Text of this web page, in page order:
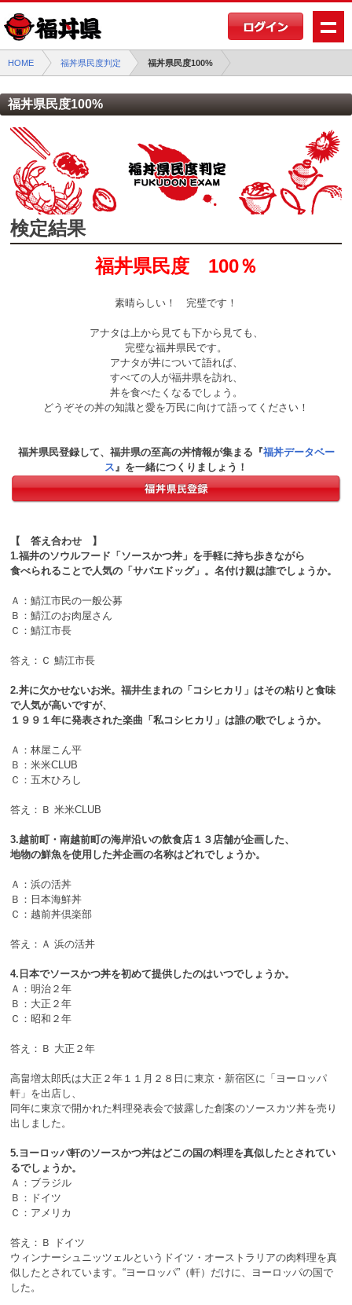
HOME 福丼県民度判定 福丼県民度100%
福丼県民度100%
検定結果
福丼県民度 100％
素晴らしい！ 完璧です！
アナタは上から見ても下から見ても、
完璧な福丼県民です。
アナタが丼について語れば、
すべての人が福井県を訪れ、
丼を食べたくなるでしょう。
どうぞその丼の知識と愛を万民に向けて語ってください！
福丼県民登録して、福井県の至高の丼情報が集まる『福丼データベー
ス』を一緒につくりましょう！
【 答え合わせ 】
1.福井のソウルフード「ソースかつ丼」を手軽に持ち歩きながら
食べられることで人気の「サバエドッグ」。名付け親は誰でしょうか。
Ａ：鯖江市民の一般公募
Ｂ：鯖江のお肉屋さん
Ｃ：鯖江市長
答え：Ｃ 鯖江市長
2.丼に欠かせないお米。福井生まれの「コシヒカリ」はその粘りと食味
で人気が高いですが、
１９９１年に発表された楽曲「私コシヒカリ」は誰の歌でしょうか。
Ａ：林屋こん平
Ｂ：米米CLUB
Ｃ：五木ひろし
答え：Ｂ 米米CLUB
3.越前町・南越前町の海岸沿いの飲食店１３店舗が企画した、
地物の鮮魚を使用した丼企画の名称はどれでしょうか。
Ａ：浜の活丼
Ｂ：日本海鮮丼
Ｃ：越前丼倶楽部
答え：Ａ 浜の活丼
4.日本でソースかつ丼を初めて提供したのはいつでしょうか。
Ａ：明治２年
Ｂ：大正２年
Ｃ：昭和２年
答え：Ｂ 大正２年
高畠増太郎氏は大正２年１１月２８日に東京・新宿区に「ヨーロッパ
軒」を出店し、
同年に東京で開かれた料理発表会で披露した創案のソースカツ丼を売り
出しました。
5.ヨーロッパ軒のソースかつ丼はどこの国の料理を真似したとされてい
るでしょうか。
Ａ：ブラジル
Ｂ：ドイツ
Ｃ：アメリカ
答え：Ｂ ドイツ
ウィンナーシュニッツェルというドイツ・オーストラリアの肉料理を真
似したとされています。“ヨーロッパ”（軒）だけに、ヨーロッパの国で
した。